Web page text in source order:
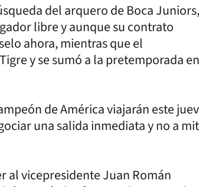
del arquero de Boca Juniors,
libre y aunque su contrato
ahora, mientras que el
y se sumó a la pretemporada en
de América viajarán este
una salida inmediata y no a
al vicepresidente Juan Román